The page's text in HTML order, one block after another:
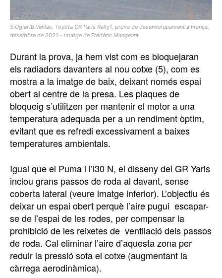
S.Ogier/B.Veillas, Toyota GR Yaris Rally1, prova de desenvolupament a França,
desembre de 2021 – imatge de Frédéric Mangeant
Durant la prova, ja hem vist com es bloquejaran
els radiadors davanters al nou cotxe (5), com es
mostra a la imatge de baix, deixant només espai
obert al centre de la presa. Les plaques de
bloqueig s’utilitzen per mantenir el motor a una
temperatura adequada per a un rendiment òptim,
evitant que es refredi excessivament a baixes
temperatures ambientals.
Igual que el Puma i l’i30 N, el disseny del GR Yaris
inclou grans passos de roda al davant, sense
coberta lateral (veure imatge inferior). L’objectiu és
deixar un espai obert perquè l’aire pugui escapar-
se de l’espai de les rodes, per compensar la
prohibició de les reixetes de ventilació dels passos
de roda. Cal eliminar l’aire d’aquesta zona per
reduir la pressió sota el cotxe (augmentant la
càrrega aerodinàmica).